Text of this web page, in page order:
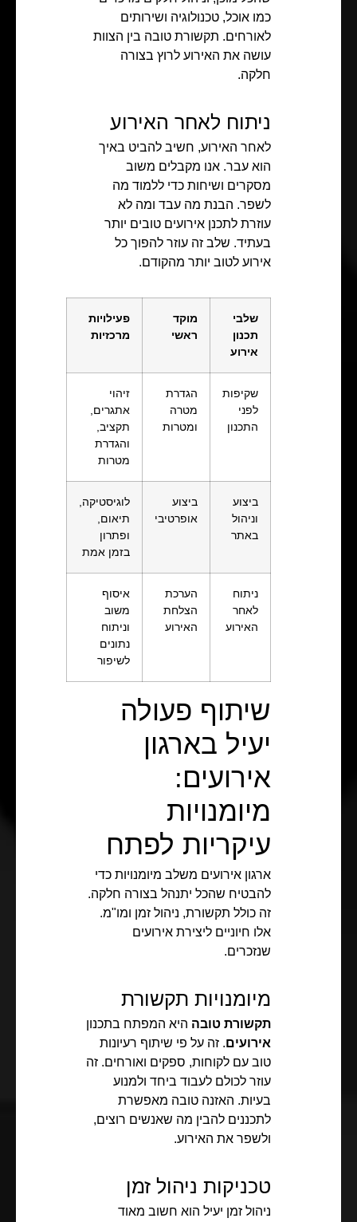
כמו אוכל, טכנולוגיה ושירותים
לאורחים. תקשורת טובה בין הצוות
עושה את האירוע לרוץ בצורה
חלקה.
ניתוח לאחר האירוע
לאחר האירוע, חשיב להביט באיך
הוא עבר. אנו מקבלים משוב
מסקרים ושיחות כדי ללמוד מה
לשפר. הבנת מה עבד ומה לא
עוזרת לתכנן אירועים טובים יותר
בעתיד. שלב זה עוזר להפוך כל
אירוע לטוב יותר מהקודם.
שלבי
תכנון
אירוע
מוקד
ראשי
פעילויות
מרכזיות
שקיפות
לפני
התכנון
הגדרת
מטרה
ומטרות
זיהוי
אתגרים,
תקציב,
והגדרת
מטרות
ביצוע
וניהול
באתר
ביצוע
אופרטיבי
לוגיסטיקה,
תיאום,
ופתרון
בזמן אמת
ניתוח
לאחר
האירוע
הערכת
הצלחת
האירוע
איסוף
משוב
וניתוח
נתונים
לשיפור
שיתוף פעולה
יעיל בארגון
אירועים:
מיומנויות
עיקריות לפתח
ארגון אירועים משלב מיומנויות כדי
להבטיח שהכל יתנהל בצורה חלקה.
זה כולל תקשורת, ניהול זמן ומו"מ.
אלו חיוניים ליצירת אירועים
שנזכרים.
מיומנויות תקשורת
תקשורת טובה היא המפתח בתכנון
אירועים. זה על פי שיתוף רעיונות
טוב עם לקוחות, ספקים ואורחים. זה
עוזר לכולם לעבוד ביחד ולמנוע
בעיות. האזנה טובה מאפשרת
לתכננים להבין מה שאנשים רוצים,
ולשפר את האירוע.
טכניקות ניהול זמן
ניהול זמן יעיל הוא חשוב מאוד